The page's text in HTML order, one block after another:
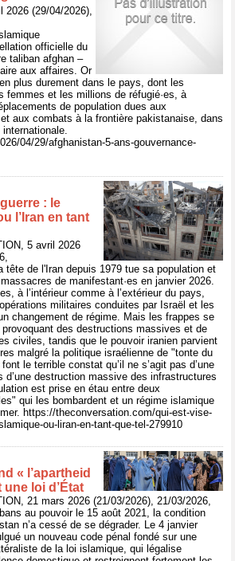
2026 (29/04/2026),
officielle du
taliban afghan –
aux affaires. Or
plus durement dans le pays, dont les
femmes et les millions de réfugié·es, à
de population dues aux
aux combats à la frontière pakistanaise, dans
04/29/afghanistan-5-ans-gouvernance-
: le
l’Iran en tant
5 avril 2026
tête de l'Iran depuis 1979 tue sa population et
de manifestant·es en janvier 2026.
à l’intérieur comme à l’extérieur du pays,
militaires conduites par Israël et les
changement de régime. Mais les frappes se
des destructions massives et de
civiles, tandis que le pouvoir iranien parvient
malgré la politique israélienne de "tonte du
le terrible constat qu’il ne s’agit pas d’une
d’une destruction massive des infrastructures
est prise en étau entre deux
qui les bombardent et un régime islamique
https://theconversation.com/qui-est-vise-
ou-liran-en-tant-que-tel-279910
« l’apartheid
loi d’État
21 mars 2026 (21/03/2026), 21/03/2026,
au pouvoir le 15 août 2021, la condition
n’a cessé de se dégrader. Le 4 janvier
un nouveau code pénal fondé sur une
de la loi islamique, qui légalise